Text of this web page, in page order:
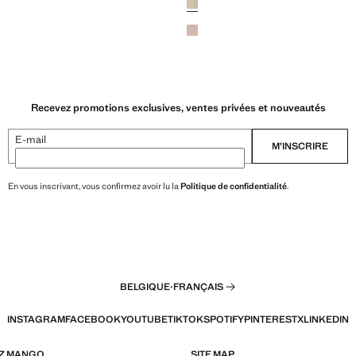
Recevez promotions exclusives, ventes privées et nouveautés
E-mail M’INSCRIRE
En vous inscrivant, vous confirmez avoir lu la Politique de confidentialité.
BELGIQUE·FRANÇAIS
INSTAGRAMFACEBOOKYOUTUBETIKTOKSPOTIFYPINTERESTXLINKEDIN